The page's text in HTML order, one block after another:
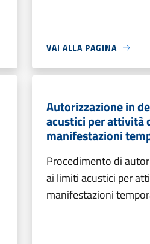
VAI ALLA PAGINA
Autorizzazione in
acustici per attività
manifestazioni
Procedimento di
ai limiti acustici per
manifestazioni